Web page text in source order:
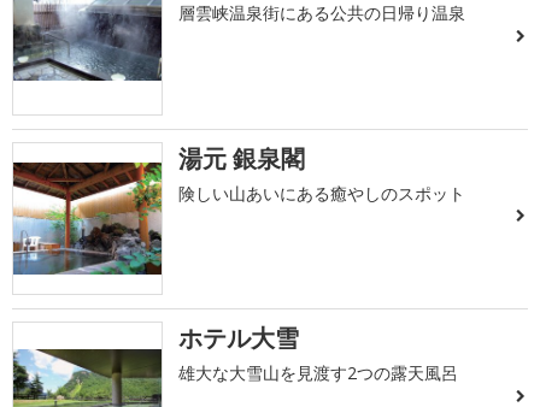
層雲峡温泉街にある公共の日帰り温泉
湯元 銀泉閣
険しい山あいにある癒やしのスポット
ホテル大雪
雄大な大雪山を見渡す2つの露天風呂